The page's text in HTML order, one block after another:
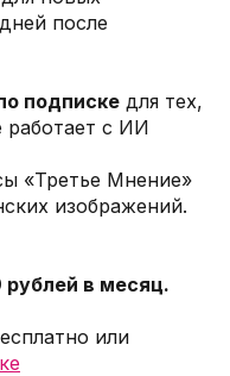
после
подписке для тех,
работает с ИИ
«Третье Мнение»
изображений.
в месяц.
или